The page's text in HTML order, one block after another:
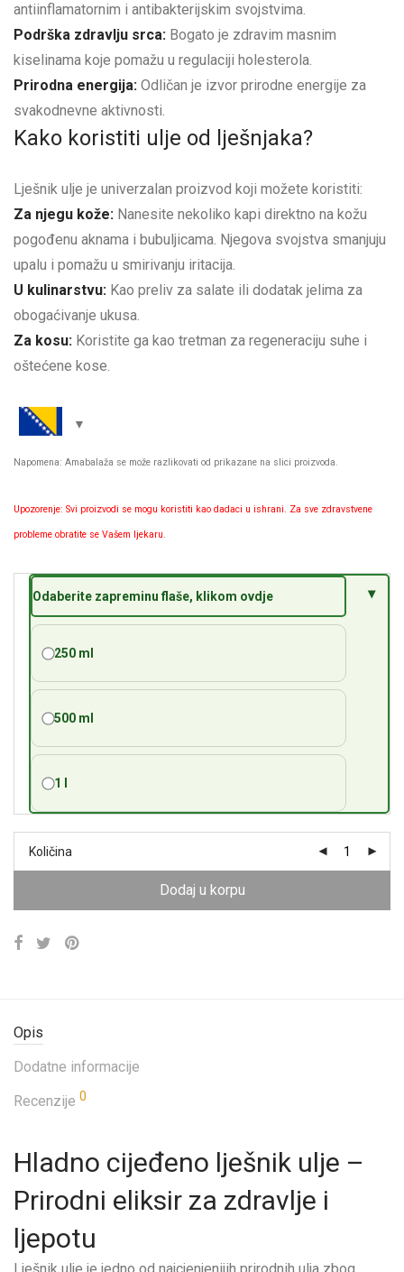
antiinflamatornim i antibakterijskim svojstvima.
Podrška zdravlju srca: Bogato je zdravim masnim
kiselinama koje pomažu u regulaciji holesterola.
Prirodna energija: Odličan je izvor prirodne energije za
svakodnevne aktivnosti.
Kako koristiti ulje od lješnjaka?
Lješnik ulje je univerzalan proizvod koji možete koristiti:
Za njegu kože: Nanesite nekoliko kapi direktno na kožu
pogođenu aknama i bubuljicama. Njegova svojstva smanjuju
upalu i pomažu u smirivanju iritacija.
U kulinarstvu: Kao preliv za salate ili dodatak jelima za
obogaćivanje ukusa.
Za kosu: Koristite ga kao tretman za regeneraciju suhe i
oštećene kose.
Napomena: Amabalaža se može razlikovati od prikazane na slici proizvoda.
Upozorenje: Svi proizvodi se mogu koristiti kao dadaci u ishrani. Za sve zdravstvene
probleme obratite se Vašem ljekaru.
Odaberite zapreminu flaše, klikom ovdje
250 ml
500 ml
1 l
Količina
Dodaj u korpu
Opis
Dodatne informacije
Recenzije 0
Hladno cijeđeno lješnik ulje –
Prirodni eliksir za zdravlje i
ljepotu